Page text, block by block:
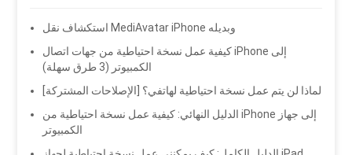
استكشاف نقل MediAvatar iPhone وبديله
كيفية عمل نسخة احتياطية من جهات اتصال iPhone إلى
الكمبيوتر (3 طرق سهلة)
لماذا لن يتم عمل نسخة احتياطية لهاتفي؟ [الإصلاحات المشتركة]
الدليل النهائي: كيفية عمل نسخة احتياطية من iPhone إلى جهاز
الكمبيوتر